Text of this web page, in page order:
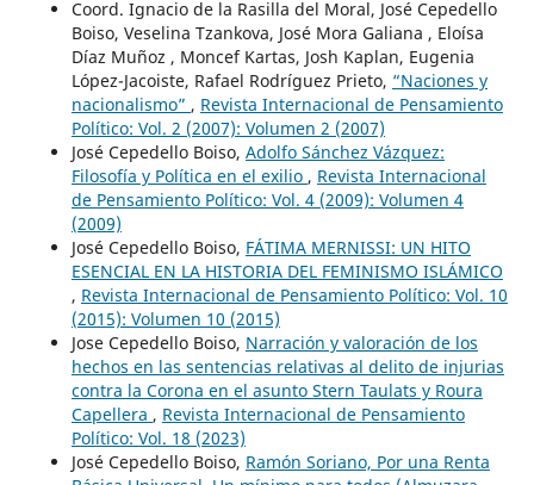
Coord. Ignacio de la Rasilla del Moral, José Cepedello
Boiso, Veselina Tzankova, José Mora Galiana , Eloísa
Díaz Muñoz , Moncef Kartas, Josh Kaplan, Eugenia
López-Jacoiste, Rafael Rodríguez Prieto, “Naciones y
nacionalismo” , Revista Internacional de Pensamiento
Político: Vol. 2 (2007): Volumen 2 (2007)
José Cepedello Boiso, Adolfo Sánchez Vázquez:
Filosofía y Política en el exilio , Revista Internacional
de Pensamiento Político: Vol. 4 (2009): Volumen 4
(2009)
José Cepedello Boiso, FÁTIMA MERNISSI: UN HITO
ESENCIAL EN LA HISTORIA DEL FEMINISMO ISLÁMICO
, Revista Internacional de Pensamiento Político: Vol. 10
(2015): Volumen 10 (2015)
Jose Cepedello Boiso, Narración y valoración de los
hechos en las sentencias relativas al delito de injurias
contra la Corona en el asunto Stern Taulats y Roura
Capellera , Revista Internacional de Pensamiento
Político: Vol. 18 (2023)
José Cepedello Boiso, Ramón Soriano, Por una Renta